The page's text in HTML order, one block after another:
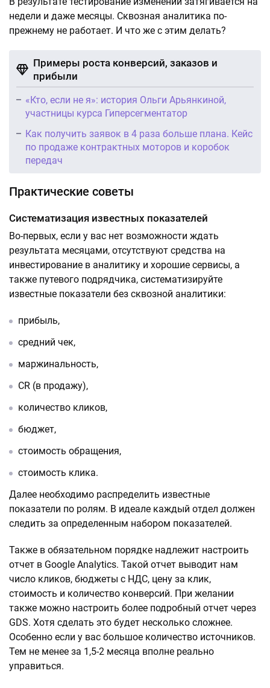
недели и даже месяцы. Сквозная аналитика по-
прежнему не работает. И что же с этим делать?
Примеры роста конверсий, заказов и
прибыли
«Кто, если не я»: история Ольги Арьянкиной,
участницы курса Гиперсегментатор
Как получить заявок в 4 раза больше плана. Кейс
по продаже контрактных моторов и коробок
передач
Практические советы
Систематизация известных показателей
Во-первых, если у вас нет возможности ждать
результата месяцами, отсутствуют средства на
инвестирование в аналитику и хорошие сервисы, а
также путевого подрядчика, систематизируйте
известные показатели без сквозной аналитики:
прибыль,
средний чек,
маржинальность,
CR (в продажу),
количество кликов,
бюджет,
стоимость обращения,
стоимость клика.
Далее необходимо распределить известные
показатели по ролям. В идеале каждый отдел должен
следить за определенным набором показателей.
Также в обязательном порядке надлежит настроить
отчет в Google Analytics. Такой отчет выводит нам
число кликов, бюджеты с НДС, цену за клик,
стоимость и количество конверсий. При желании
также можно настроить более подробный отчет через
GDS. Хотя сделать это будет несколько сложнее.
Особенно если у вас большое количество источников.
Тем не менее за 1,5-2 месяца вполне реально
управиться.